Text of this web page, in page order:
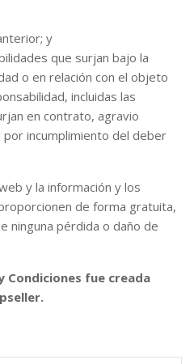
y
que surjan bajo la
o en relación con el objeto
incluidas las
en contrato, agravio
por incumplimiento del deber
y la información y los
de forma gratuita,
ninguna pérdida o daño de
Condiciones fue creada